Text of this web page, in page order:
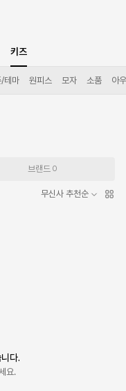
키즈
테마 원피스 모자 소품 아
브랜드 0
무신사 추천순
다.
요.